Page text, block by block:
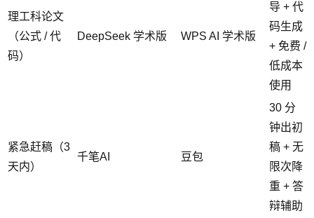
理工科论文
（公式 / 代
码）
DeepSeek 学术版 WPS AI 学术版
导 + 代
码生成
+ 免费 /
低成本
使用
紧急赶稿（3
天内）
千笔AI 豆包
30 分
钟出初
稿 + 无
限次降
重 + 答
辩辅助